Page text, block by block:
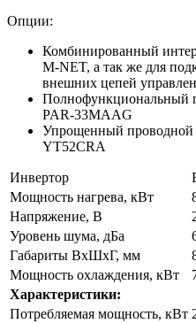
Опции:
Комбинированный
M-NET, а так же для
внешних цепей
Полнофункциональный
PAR-33MAAG
Упрощенный проводной
YT52CRA
Инвертор
Мощность нагрева, кВт
Напряжение, В
Уровень шума, дБа
Габариты ВхШхГ, мм
Мощность охлаждения, кВт
Характеристики:
Потребляемая мощность, кВт